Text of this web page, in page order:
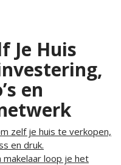
Je Huis
en
zelf je huis te verkopen,
en druk.
loop je het